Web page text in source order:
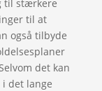
til stærkere
til at
også tilbyde
det kan
det lange